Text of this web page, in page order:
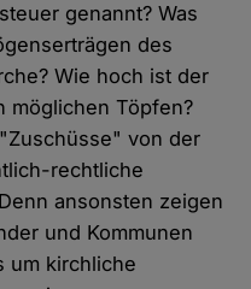
genannt? Was
des
Wie hoch ist der
möglichen Töpfen?
von der
rechtliche
ansonsten zeigen
und Kommunen
um kirchliche